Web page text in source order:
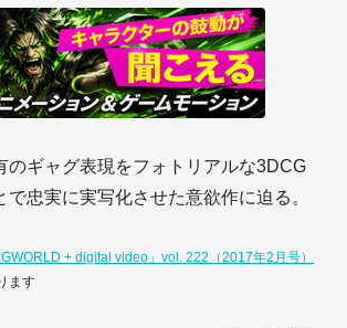
のギャグ表現をフォトリアルな3DCG
で忠実に実写化させた意欲作に迫る。
+ digital video」vol. 222（2017年2月号）
ます